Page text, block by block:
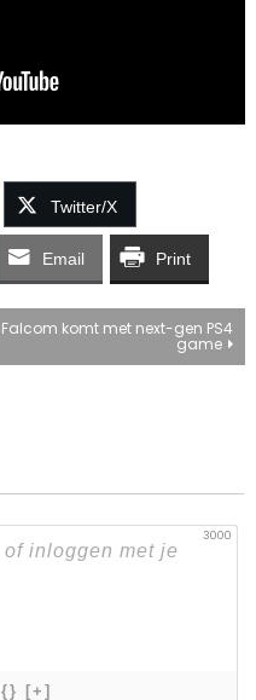
Twitter/X
Email Print
Falcom komt met next-gen PS4
game
3000
{} [+]